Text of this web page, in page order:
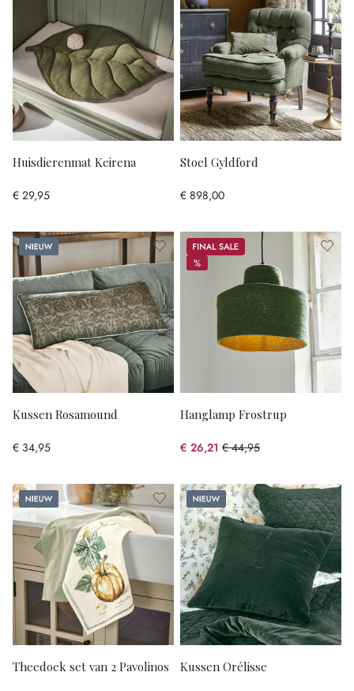
Huisdierenmat Keirena
€ 29,95
Stoel Gyldford
€ 898,00
Nieuw
Kussen Rosamound
€ 34,95
Sale
%
%
Hanglamp Frostrup
€ 26,21 € 44,95
(41.69% gespart)
Nieuw
Theedoek set van 2 Pavolinos
Nieuw
Kussen Orélisse